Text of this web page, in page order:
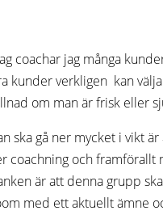
coachar jag många
kunder verkligen kan
om man är frisk eller
ska gå ner mycket i vikt
coachning och
är att denna grupp
med ett aktuellt ämne